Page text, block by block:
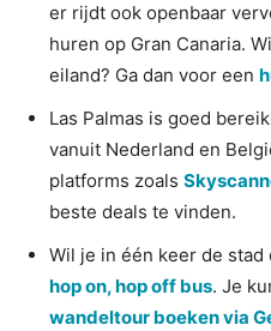
er rijdt ook openbaar
huren op Gran Canaria.
eiland? Ga dan voor een
Las Palmas is goed
vanuit Nederland en
platforms zoals
beste deals te vinden.
Wil je in één keer de stad
hop on, hop off bus. Je
wandeltour boeken via